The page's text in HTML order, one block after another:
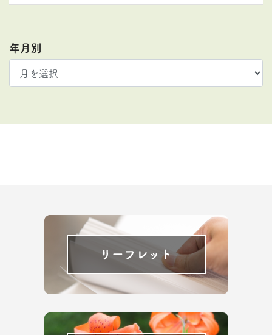
年月別